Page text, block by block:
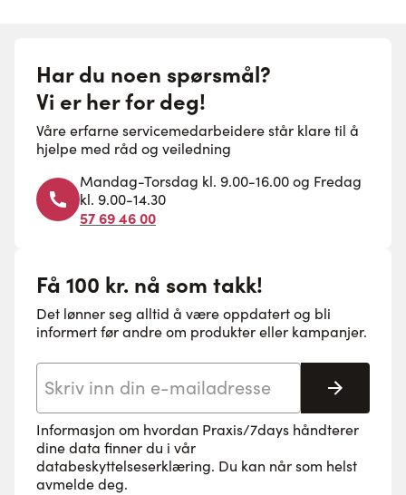
Har du noen spørsmål?
Vi er her for deg!
Våre erfarne servicemedarbeidere står klare til å
hjelpe med råd og veiledning
Mandag-Torsdag kl. 9.00-16.00 og Fredag
kl. 9.00-14.30
57 69 46 00
Få 100 kr. nå som takk!
Det lønner seg alltid å være oppdatert og bli
informert før andre om produkter eller kampanjer.
Informasjon om hvordan Praxis/7days håndterer
dine data finner du i vår
databeskyttelseserklæring. Du kan når som helst
avmelde deg.